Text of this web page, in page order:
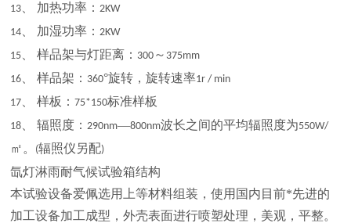
13 、 加热功率： 2KW
14 、 加湿功率： 2KW
15 、 样品架与灯距离： 300 ～ 375mm
16 、 样品架： 360°旋转，旋转速率1r / min
17 、 样板：75*150标准样板
18 、 辐照度： 290nm—800nm波长之间的平均辐照度为550W/
㎡。 (辐照仪另配)
氙灯淋雨耐气候试验箱结构
本试验设备爱佩选用上等材料组装，使用国内目前*先进的
加工设备加工成型，外壳表面进行喷塑处理，美观，平整。